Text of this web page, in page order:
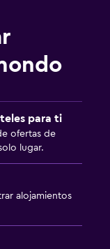
para ti
ofertas de
lugar.
alojamientos